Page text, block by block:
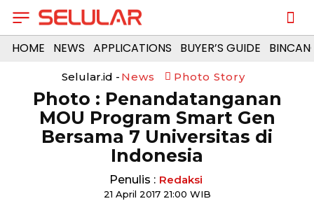
HOME NEWS APPLICATIONS BUYER’S GUIDE
Selular.id - News Photo Story
Photo : Penandatanganan
MOU Program Smart Gen
Bersama 7 Universitas di
Indonesia
Penulis : Redaksi
21 April 2017 21:00 WIB